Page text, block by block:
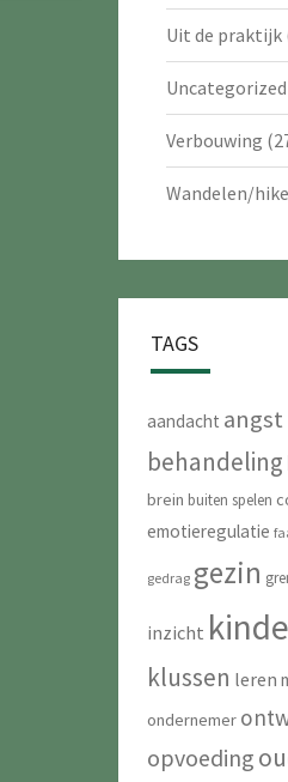
Uit de praktijk
Uncategorized
Verbouwing
Wandelen/
TAGS
aandacht angst
behandeling
brein buiten spelen
emotieregulatie
gedrag gezin
inzicht
klussen leren
ondernemer
opvoeding